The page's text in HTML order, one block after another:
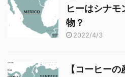
まだ登場していません。 この
記事では、ひとりのフランス
ヒーはシナモ
物？
2022/4/3
【コーヒー